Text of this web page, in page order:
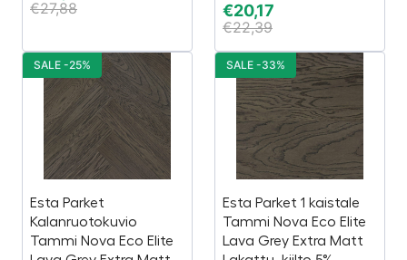
€27,88 €20,17
€22,39
Esta Parket
Kalanruotokuvio
Tammi Nova Eco Elite
SALE -25%
Esta Parket 1 kaistale
Tammi Nova Eco Elite
Lava Grey Extra Matt
SALE -33%